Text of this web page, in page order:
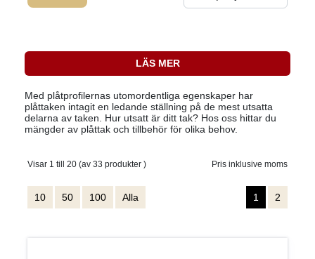
LÄS MER
Med plåtprofilernas utomordentliga egenskaper har
plåttaken intagit en ledande ställning på de mest utsatta
delarna av taken. Hur utsatt är ditt tak? Hos oss hittar du
mängder av plåttak och tillbehör för olika behov.
Visar 1 till 20 (av 33 produkter ) Pris inklusive moms
10 50 100 Alla 1 2